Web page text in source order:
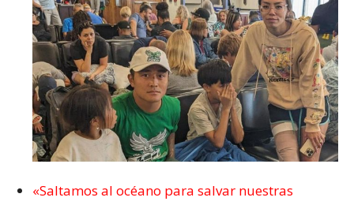
«Saltamos al océano para salvar nuestras